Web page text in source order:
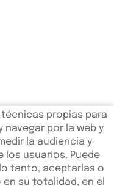
propias para
navegar por la web y
la audiencia y
los usuarios. Puede
tanto, aceptarlas o
su totalidad, en el